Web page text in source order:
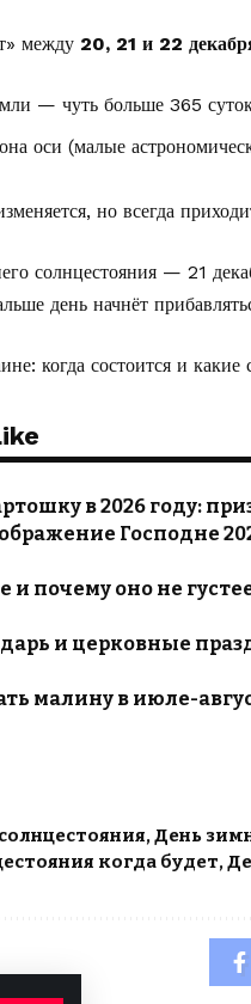
между 20, 21 и 22
— чуть больше 365
оси (малые
но всегда
солнцестояния — 21
день начнёт
когда состоится и какие
в 2026 году:
Господне
и почему оно не
и церковные
малину в июле-
,День
когда будет,